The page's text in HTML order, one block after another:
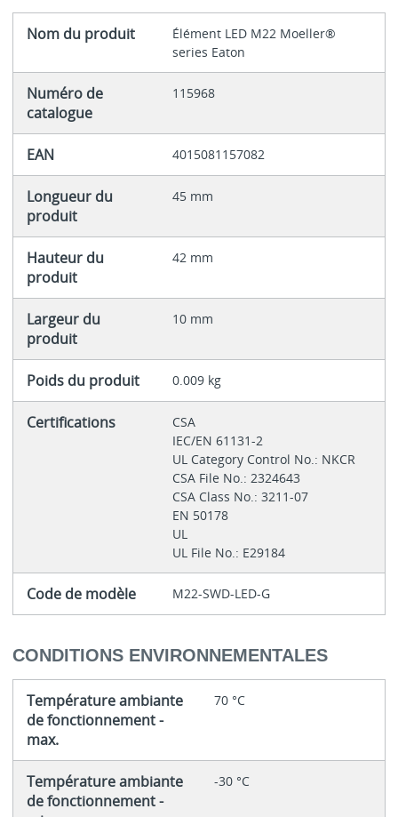
Nom du produit
Élément LED M22 Moeller®
series Eaton
Numéro de
catalogue
115968
EAN 4015081157082
Longueur du
produit
45 mm
Hauteur du
produit
42 mm
Largeur du
produit
10 mm
Poids du produit 0.009 kg
Certifications
CSA
IEC/EN 61131-2
UL Category Control No.: NKCR
CSA File No.: 2324643
CSA Class No.: 3211-07
EN 50178
UL
UL File No.: E29184
Code de modèle M22-SWD-LED-G
CONDITIONS ENVIRONNEMENTALES
Température ambiante
de fonctionnement -
max.
70 °C
Température ambiante
de fonctionnement -
-30 °C